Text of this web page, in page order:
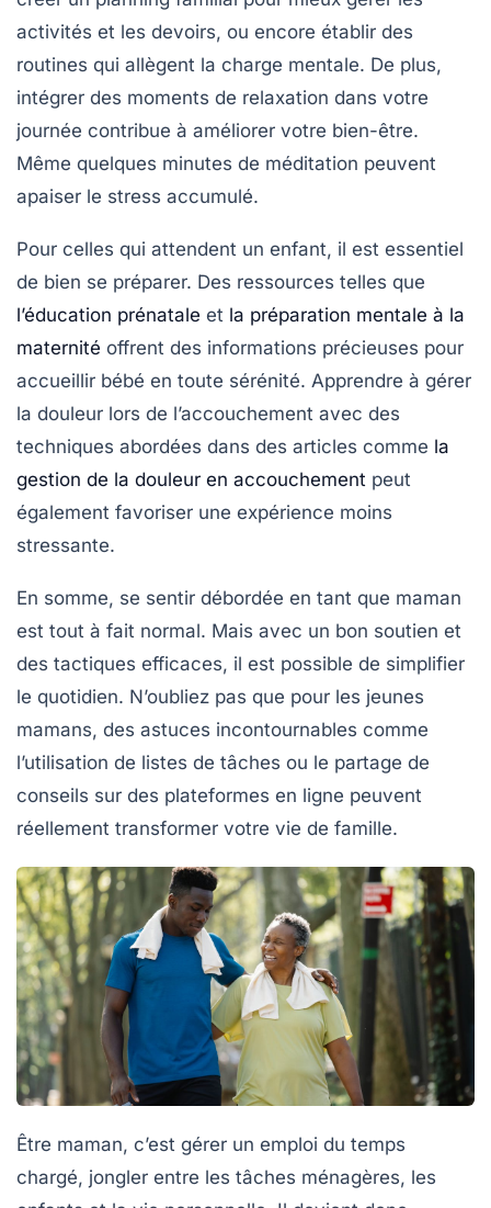
activités et les devoirs, ou encore établir des
routines qui allègent la charge mentale. De plus,
intégrer des moments de relaxation dans votre
journée contribue à améliorer votre bien-être.
Même quelques minutes de méditation peuvent
apaiser le stress accumulé.
Pour celles qui attendent un enfant, il est essentiel
de bien se préparer. Des ressources telles que
l’éducation prénatale et la préparation mentale à la
maternité offrent des informations précieuses pour
accueillir bébé en toute sérénité. Apprendre à gérer
la douleur lors de l’accouchement avec des
techniques abordées dans des articles comme la
gestion de la douleur en accouchement peut
également favoriser une expérience moins
stressante.
En somme, se sentir débordée en tant que maman
est tout à fait normal. Mais avec un bon soutien et
des tactiques efficaces, il est possible de simplifier
le quotidien. N’oubliez pas que pour les jeunes
mamans, des astuces incontournables comme
l’utilisation de listes de tâches ou le partage de
conseils sur des plateformes en ligne peuvent
réellement transformer votre vie de famille.
Être maman, c’est gérer un emploi du temps
chargé, jongler entre les tâches ménagères, les